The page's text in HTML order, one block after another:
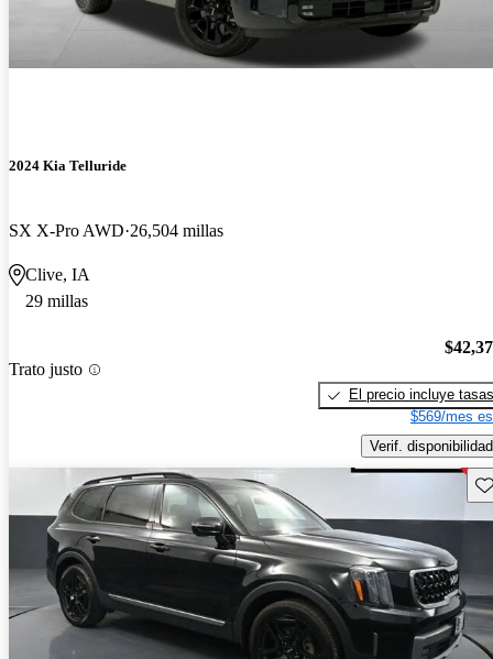
2024 Kia Telluride
SX X-Pro AWD 26,504 millas
Clive, IA
29 millas
Trato justo
El precio incluye tasas
$569/mes
Verif. disponibilidad